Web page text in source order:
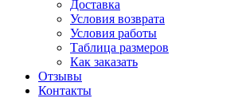
Доставка
Условия возврата
Условия работы
Таблица размеров
Как заказать
Отзывы
Контакты